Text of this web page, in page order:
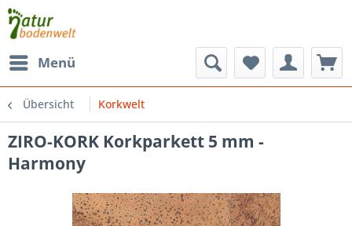
Menü
Übersicht Korkwelt
ZIRO-KORK Korkparkett 5 mm -
Harmony